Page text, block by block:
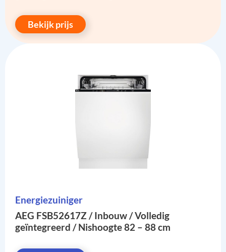
Bekijk prijs
Energiezuiniger
AEG FSB52617Z / Inbouw / Volledig
geïntegreerd / Nishoogte 82 – 88 cm